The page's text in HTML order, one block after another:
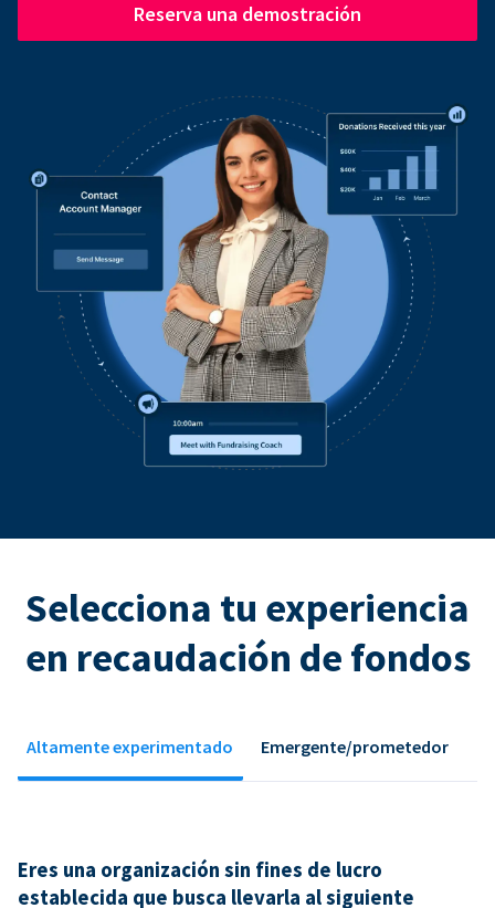
Reserva una demostración
Selecciona tu experiencia
en recaudación de fondos
Altamente experimentado Emergente/prometedor
Eres una organización sin fines de lucro
establecida que busca llevarla al siguiente